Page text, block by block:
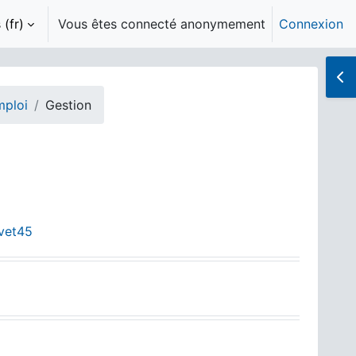
‎(fr)‎ Vous êtes connecté anonymement Connexion
Gestion